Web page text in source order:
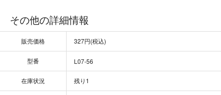
その他の詳細情報
販売価格 327円(税込)
型番 L07-56
在庫状況 残り1